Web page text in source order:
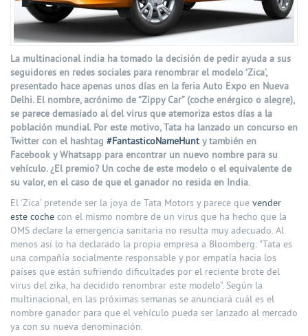
La multinacional india ha tomado la decisión de pedir ayuda a sus
seguidores en redes sociales para renombrar el modelo ‘Zica’,
presentado hace apenas unos días en la feria Auto Expo en Nueva
Delhi. El nombre, acrónimo de “Zippy Car” (coche enérgico o alegre),
se parece demasiado al del virus que atemoriza estos días a la
población mundial. Por este motivo, Tata ha lanzado un concurso en
Twitter con el hashtag #FantasticoNameHunt y también en
Facebook y Whatsapp para encontrar un nuevo nombre para su
vehículo. ¿El premio? Un coche de este modelo o el equivalente de
su valor, en el caso de que el ganador no resida en India.
El ‘Zica’ pretende ser la joya de Tata Motors y parece que vender
este coche con el mismo nombre de un virus que ha hecho que la
OMS declare la emergencia sanitaria no resulta muy adecuado. Al
menos así lo ha declarado la propia empresa a Bloomberg: "Tata es
una compañía socialmente responsable y por empatía hacia los
países que están sufriendo dificultades por el reciente brote del
virus del zika, ha decidido renombrar este modelo". Según la
multinacional, en las próximas semanas se anunciará cuál es el
nombre ganador para que el vehículo pueda ser lanzado al mercado
ya con su nueva denominación.